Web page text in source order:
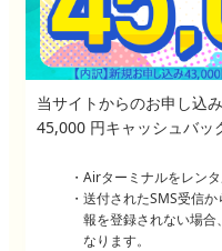
当サイトからのお申し込
45,000 円キャッシュバッ
Airターミナルをレン
送付されたSMS受信
報を登録されない場合
なります。